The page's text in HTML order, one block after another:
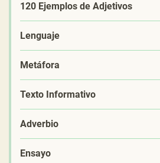
120 Ejemplos de Adjetivos
Lenguaje
Metáfora
Texto Informativo
Adverbio
Ensayo